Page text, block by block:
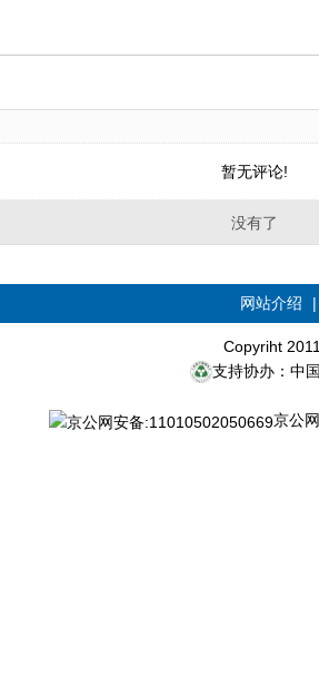
暂无评论!
没有了
网站介绍
Copyriht
支持协办：中
京公